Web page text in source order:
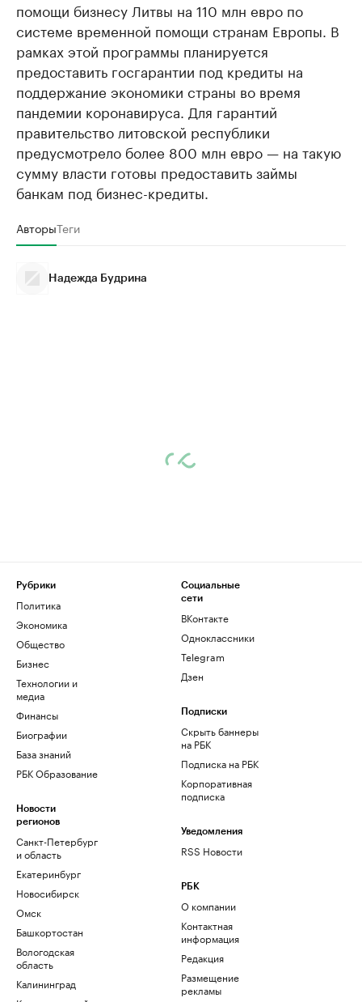
помощи бизнесу Литвы на 110 млн евро по
системе временной помощи странам Европы. В
рамках этой программы планируется
предоставить госгарантии под кредиты на
поддержание экономики страны во время
пандемии коронавируса. Для гарантий
правительство литовской республики
предусмотрело более 800 млн евро — на такую
сумму власти готовы предоставить займы
банкам под бизнес-кредиты.
АвторыТеги
Надежда Будрина
Рубрики
Политика
Экономика
Общество
Бизнес
Технологии и
медиа
Финансы
Биографии
База знаний
РБК Образование
Новости
регионов
Санкт-Петербург
и область
Екатеринбург
Новосибирск
Омск
Башкортостан
Вологодская
область
Калининград
Социальные
сети
ВКонтакте
Одноклассники
Telegram
Дзен
Подписки
Скрыть баннеры
на РБК
Подписка на РБК
Корпоративная
подписка
Уведомления
RSS Новости
РБК
О компании
Контактная
информация
Редакция
Размещение
рекламы